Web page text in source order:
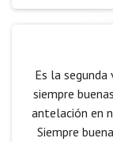
Es la
siempre
antelación en
Siempre